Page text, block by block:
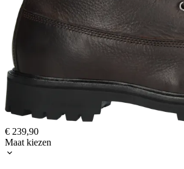
€ 239,90
Maat kiezen